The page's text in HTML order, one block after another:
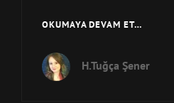
OKUMAYA DEVAM ET…
H.Tuğça Şener